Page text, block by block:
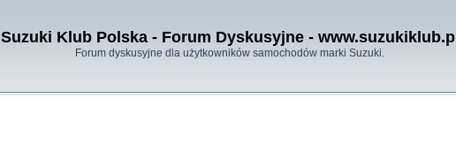
Suzuki Klub Polska - Forum Dyskusyjne - www.suzukiklub.pl
Forum dyskusyjne dla użytkowników samochodów marki Suzuki.